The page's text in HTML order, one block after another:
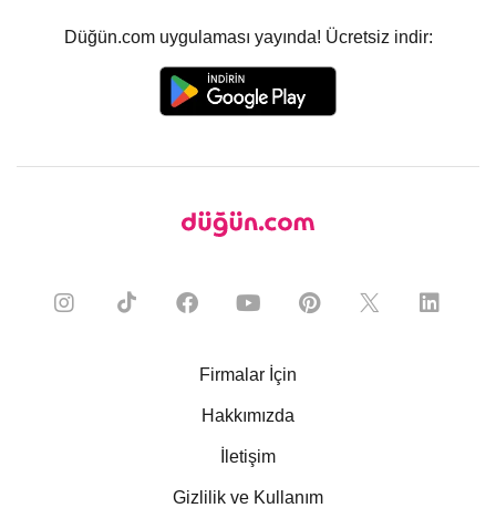
Düğün.com uygulaması yayında! Ücretsiz indir:
Firmalar İçin
Hakkımızda
İletişim
Gizlilik ve Kullanım